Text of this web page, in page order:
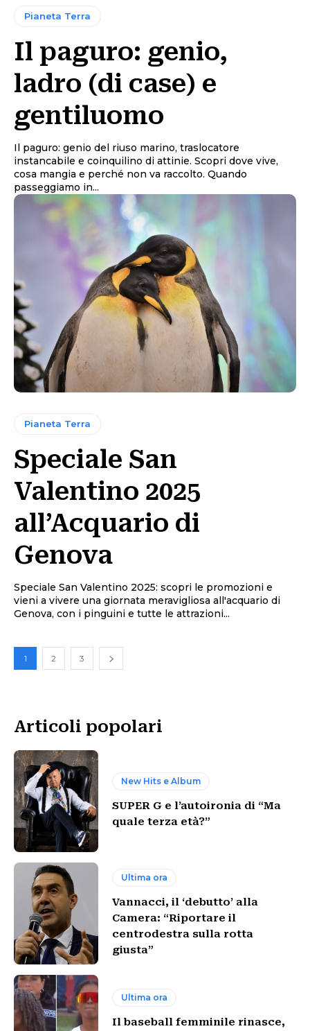
Pianeta Terra
Il paguro: genio,
ladro (di case) e
gentiluomo
Il paguro: genio del riuso marino, traslocatore
instancabile e coinquilino di attinie. Scopri dove vive,
cosa mangia e perché non va raccolto. Quando
passeggiamo in...
Pianeta Terra
Speciale San
Valentino 2025
all’Acquario di
Genova
Speciale San Valentino 2025: scopri le promozioni e
vieni a vivere una giornata meravigliosa all'acquario di
Genova, con i pinguini e tutte le attrazioni...
1 2 3
Articoli popolari
New Hits e Album
SUPER G e l’autoironia di “Ma
quale terza età?”
Ultima ora
Vannacci, il ‘debutto’ alla
Camera: “Riportare il
centrodestra sulla rotta
giusta”
Ultima ora
Il baseball femminile rinasce,